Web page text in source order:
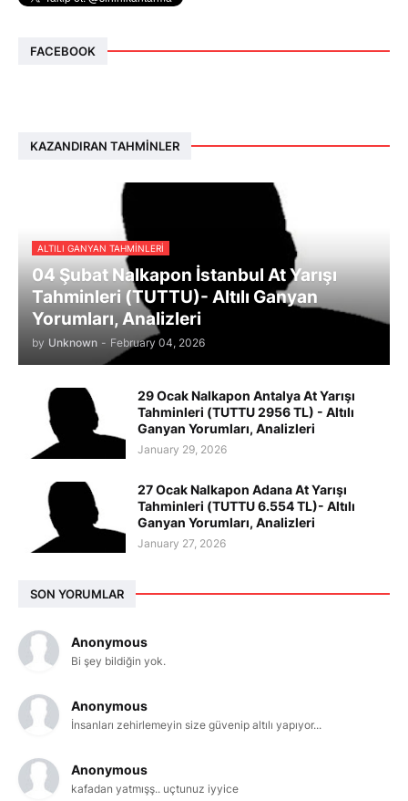
FACEBOOK
KAZANDIRAN TAHMINLER
ALTILI GANYAN TAHMINLERI
04 Şubat Nalkapon İstanbul At Yarışı
Tahminleri (TUTTU)- Altılı Ganyan
Yorumları, Analizleri
by Unknown - February 04, 2026
29 Ocak Nalkapon Antalya At Yarışı
Tahminleri (TUTTU 2956 TL) - Altılı
Ganyan Yorumları, Analizleri
January 29, 2026
27 Ocak Nalkapon Adana At Yarışı
Tahminleri (TUTTU 6.554 TL)- Altılı
Ganyan Yorumları, Analizleri
January 27, 2026
SON YORUMLAR
Anonymous
Bi şey bildiğin yok.
Anonymous
İnsanları zehirlemeyin size güvenip altılı yapıyor...
Anonymous
kafadan yatmışş.. uçtunuz iyyice